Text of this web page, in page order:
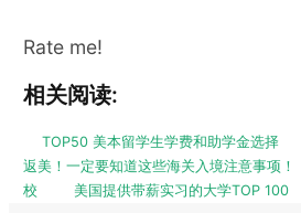
Rate me!
相关阅读:
TOP50 美本留学生学费和助学金选择
返美！一定要知道这些海关入境注意事项！
校
美国提供带薪实习的大学TOP 100